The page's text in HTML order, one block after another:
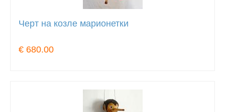
Черт на козле марионетки
€ 680.00